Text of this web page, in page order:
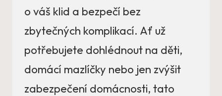
o váš klid a bezpečí bez
zbytečných komplikací. Ať už
potřebujete dohlédnout na děti,
domácí mazlíčky nebo jen zvýšit
zabezpečení domácnosti, tato